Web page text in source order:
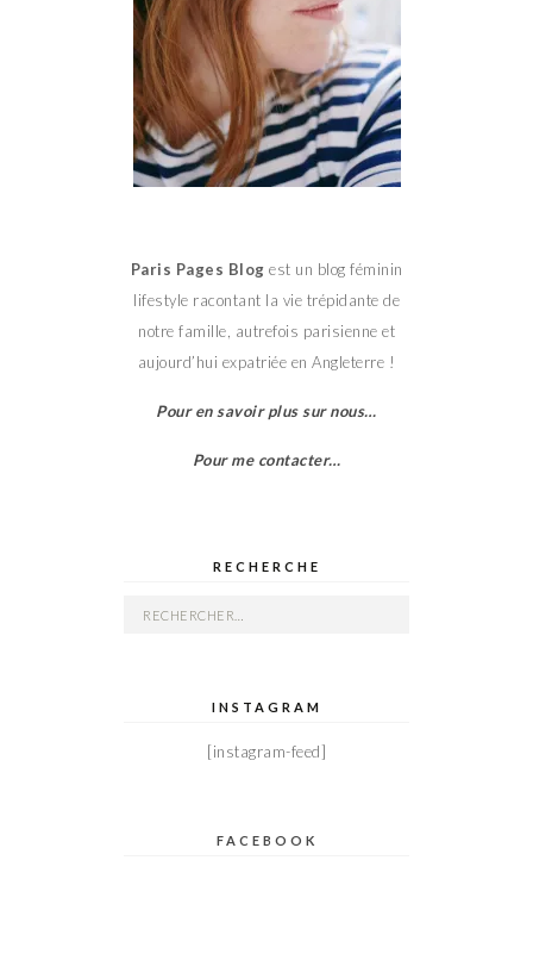
Paris Pages Blog est un blog féminin
lifestyle racontant la vie trépidante de
notre famille, autrefois parisienne et
aujourd’hui expatriée en Angleterre !
Pour en savoir plus sur nous…
Pour me contacter…
RECHERCHE
Rechercher :
INSTAGRAM
[instagram-feed]
FACEBOOK